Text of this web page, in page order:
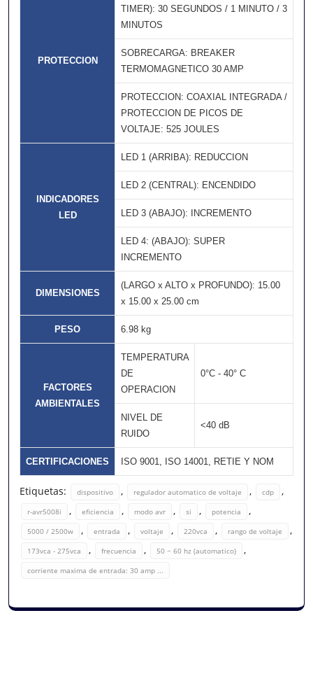
PROTECCION
TIMER): 30 SEGUNDOS / 1 MINUTO / 3
MINUTOS
SOBRECARGA: BREAKER
TERMOMAGNETICO 30 AMP
PROTECCION: COAXIAL INTEGRADA /
PROTECCION DE PICOS DE
VOLTAJE: 525 JOULES
INDICADORES
LED
LED 1 (ARRIBA): REDUCCION
LED 2 (CENTRAL): ENCENDIDO
LED 3 (ABAJO): INCREMENTO
LED 4: (ABAJO): SUPER
INCREMENTO
DIMENSIONES
(LARGO x ALTO x PROFUNDO): 15.00
x 15.00 x 25.00 cm
PESO 6.98 kg
FACTORES
AMBIENTALES
TEMPERATURA
DE
OPERACION
0°C - 40° C
NIVEL DE
RUIDO
<40 dB
CERTIFICACIONES ISO 9001, ISO 14001, RETIE Y NOM
Etiquetas: dispositivo , regulador automatico de voltaje , cdp ,
r-avr5008i , eficiencia , modo avr , si , potencia ,
5000 / 2500w , entrada , voltaje , 220vca , rango de voltaje ,
173vca - 275vca , frecuencia , 50 ~ 60 hz (automatico) ,
corriente maxima de entrada: 30 amp ...